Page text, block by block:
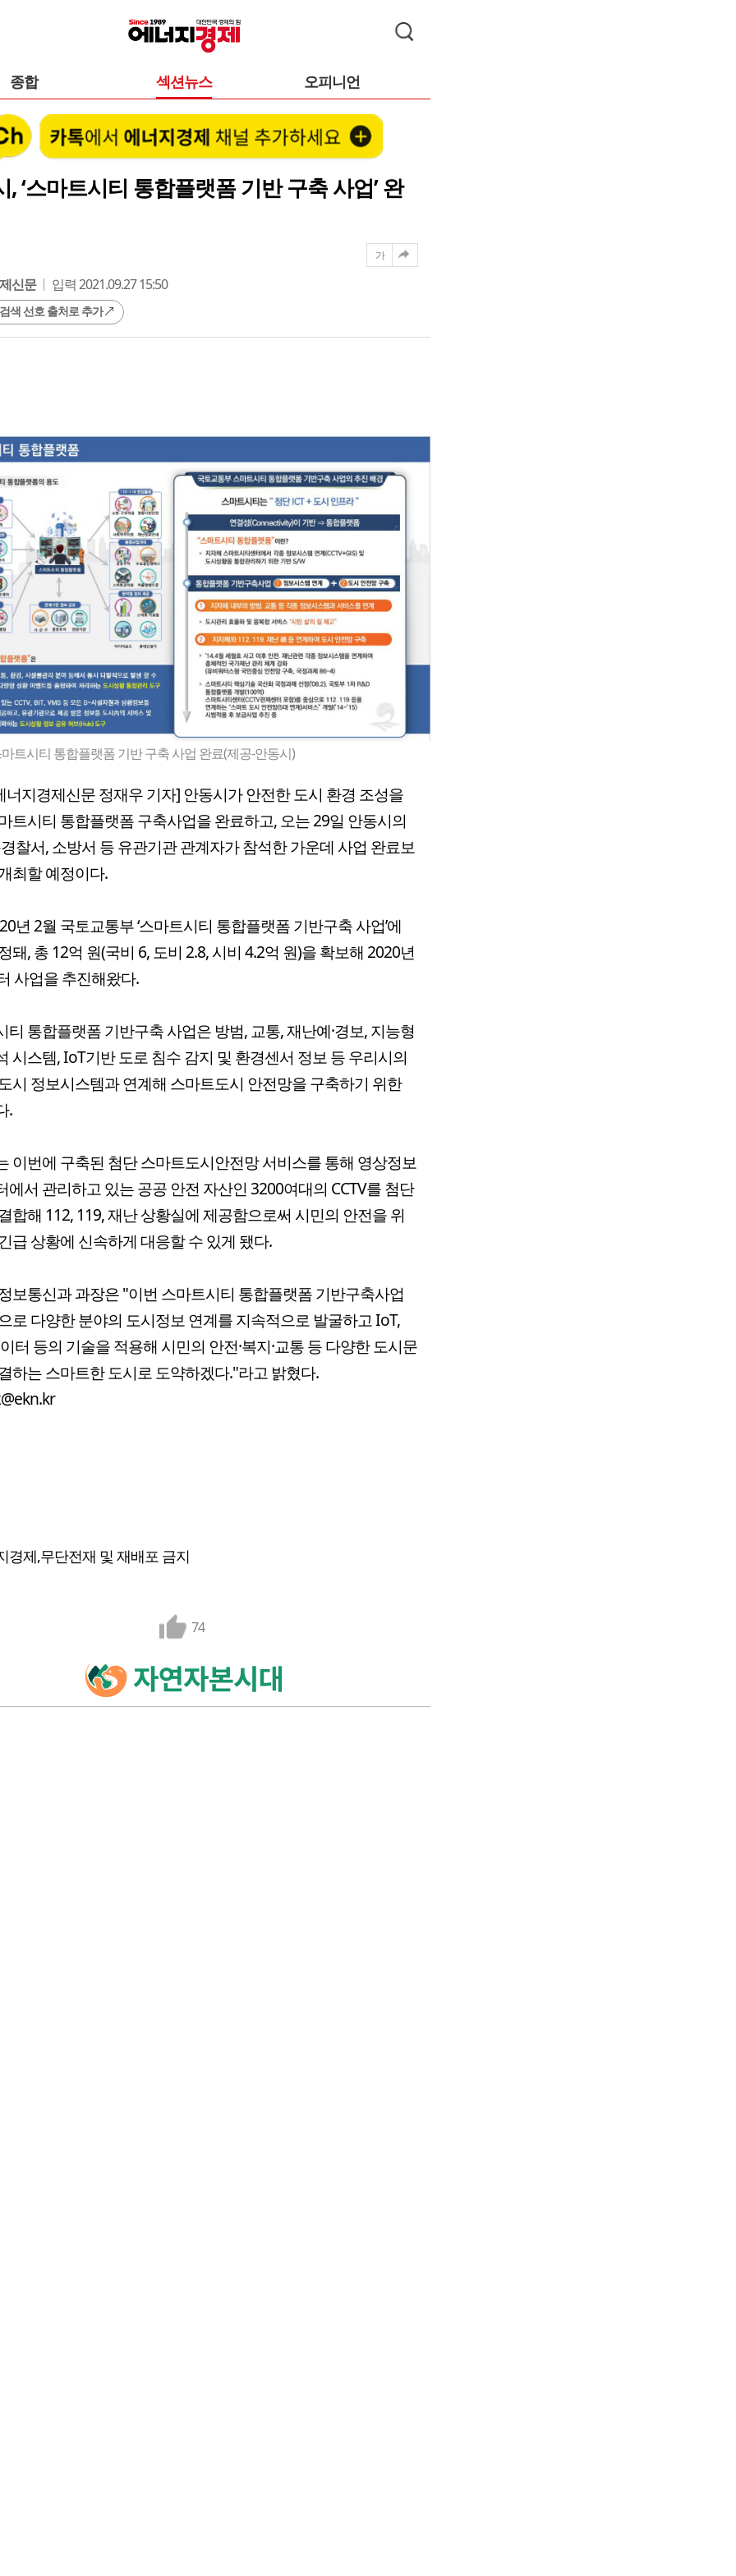
종합 섹션뉴스 오피니언
, ‘스마트시티 통합플랫폼 기반 구축 사업’ 완
신문 입력 2021.09.27 15:50
색 선호 출처로 추가
가
트시티 통합플랫폼 기반 구축 사업 완료(제공-안동시)
너지경제신문 정재우 기자] 안동시가 안전한 도시 환경 조성을
트시티 통합플랫폼 구축사업을 완료하고, 오는 29일 안동시의
찰서, 소방서 등 유관기관 관계자가 참석한 가운데 사업 완료보
최할 예정이다.
년 2월 국토교통부 ‘스마트시티 통합플랫폼 기반구축 사업’에
돼, 총 12억 원(국비 6, 도비 2.8, 시비 4.2억 원)을 확보해 2020년
사업을 추진해왔다.
티 통합플랫폼 기반구축 사업은 방범, 교통, 재난예·경보, 지능형
시스템, IoT기반 도로 침수 감지 및 환경센서 정보 등 우리시의
시 정보시스템과 연계해 스마트도시 안전망을 구축하기 위한
.
이번에 구축된 첨단 스마트도시안전망 서비스를 통해 영상정보
에서 관리하고 있는 공공 안전 자산인 3200여대의 CCTV를 첨단
합해 112, 119, 재난 상황실에 제공함으로써 시민의 안전을 위
급 상황에 신속하게 대응할 수 있게 됐다.
보통신과 과장은 "이번 스마트시티 통합플랫폼 기반구축사업
로 다양한 분야의 도시정보 연계를 지속적으로 발굴하고 IoT,
터 등의 기술을 적용해 시민의 안전·복지·교통 등 다양한 도시문
하는 스마트한 도시로 도약하겠다."라고 밝혔다.
제,무단전재 및 재배포 금지
74